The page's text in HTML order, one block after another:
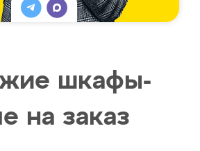
шкафы-
на заказ